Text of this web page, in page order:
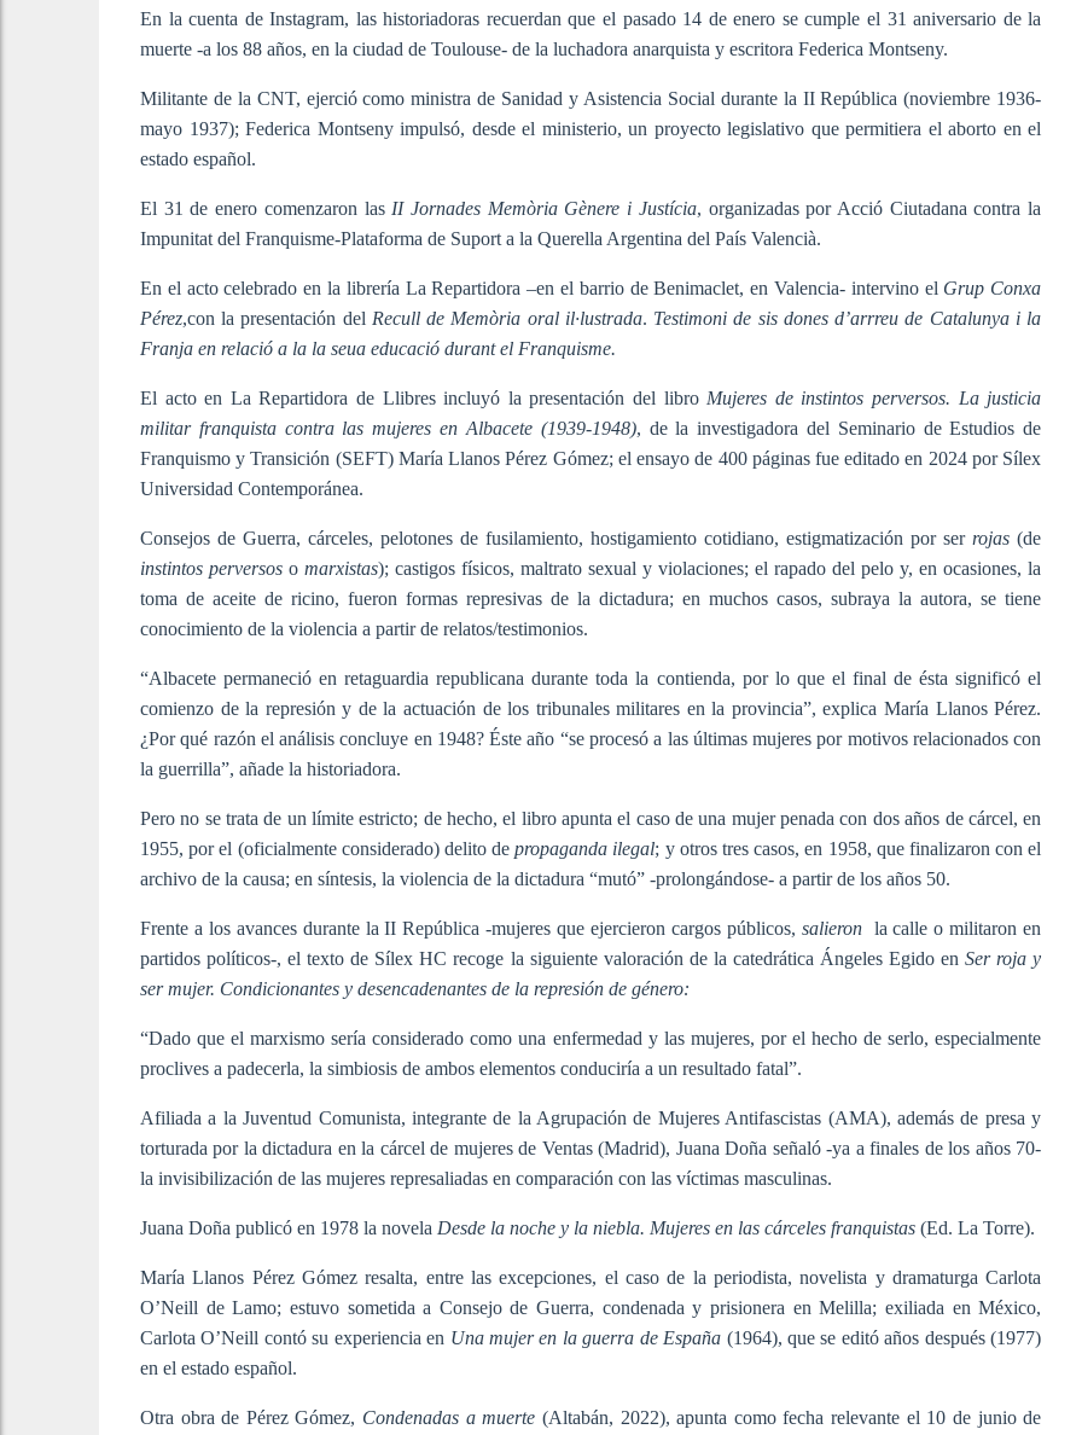
En la cuenta de Instagram, las historiadoras recuerdan que el pasado 14 de enero se cumple el 31 aniversario de la
muerte -a los 88 años, en la ciudad de Toulouse- de la luchadora anarquista y escritora Federica Montseny.
Militante de la CNT, ejerció como ministra de Sanidad y Asistencia Social durante la II República (noviembre 1936-
mayo 1937); Federica Montseny impulsó, desde el ministerio, un proyecto legislativo que permitiera el aborto en el
estado español.
El 31 de enero comenzaron lasII Jornades Memòria Gènere i Justícia, organizadas por Acció Ciutadana contra la
Impunitat del Franquisme-Plataforma de Suport a la Querella Argentina del País Valencià.
En el acto celebrado en la librería La Repartidora –en el barrio de Benimaclet, en Valencia- intervino el Grup Conxa
Pérez,con la presentación del Recull de Memòria oral il·lustrada. Testimoni de sis dones d’arrreu de Catalunya i la
Franja en relació a la la seua educació durant el Franquisme.
El acto en La Repartidora de Llibres incluyó la presentación del libro Mujeres de instintos perversos. La justicia
militar franquista contra las mujeres en Albacete (1939-1948), de la investigadora del Seminario de Estudios de
Franquismo y Transición (SEFT) María Llanos Pérez Gómez; el ensayo de 400 páginas fue editado en 2024 por Sílex
Universidad Contemporánea.
Consejos de Guerra, cárceles, pelotones de fusilamiento, hostigamiento cotidiano, estigmatización por ser rojas(de
instintos perversos omarxistas); castigos físicos, maltrato sexual y violaciones; el rapado del pelo y, en ocasiones, la
toma de aceite de ricino, fueron formas represivas de la dictadura; en muchos casos, subraya la autora, se tiene
conocimiento de la violencia a partir de relatos/testimonios.
“Albacete permaneció en retaguardia republicana durante toda la contienda, por lo que el final de ésta significó el
comienzo de la represión y de la actuación de los tribunales militares en la provincia”, explica María Llanos Pérez.
¿Por qué razón el análisis concluye en 1948? Éste año “se procesó a las últimas mujeres por motivos relacionados con
la guerrilla”, añade la historiadora.
Pero no se trata de un límite estricto; de hecho, el libro apunta el caso de una mujer penada con dos años de cárcel, en
1955, por el (oficialmente considerado) delito depropaganda ilegal; y otros tres casos, en 1958, que finalizaron con el
archivo de la causa; en síntesis, la violencia de la dictadura “mutó” -prolongándose- a partir de los años 50.
Frente a los avances durante la II República -mujeres que ejercieron cargos públicos, salieron la calle o militaron en
partidos políticos-, el texto de Sílex HC recoge la siguiente valoración de la catedrática Ángeles Egido enSer roja y
ser mujer. Condicionantes y desencadenantes de la represión de género:
“Dado que el marxismo sería considerado como una enfermedad y las mujeres, por el hecho de serlo, especialmente
proclives a padecerla, la simbiosis de ambos elementos conduciría a un resultado fatal”.
Afiliada a la Juventud Comunista, integrante de la Agrupación de Mujeres Antifascistas (AMA), además de presa y
torturada por la dictadura en la cárcel de mujeres de Ventas (Madrid), Juana Doña señaló -ya a finales de los años 70-
la invisibilización de las mujeres represaliadas en comparación con las víctimas masculinas.
Juana Doña publicó en 1978 la novela Desde la noche y la niebla. Mujeres en las cárceles franquistas (Ed. La Torre).
María Llanos Pérez Gómez resalta, entre las excepciones, el caso de la periodista, novelista y dramaturga Carlota
O’Neill de Lamo; estuvo sometida a Consejo de Guerra, condenada y prisionera en Melilla; exiliada en México,
Carlota O’Neill contó su experiencia en Una mujer en la guerra de España (1964), que se editó años después (1977)
en el estado español.
Otra obra de Pérez Gómez, Condenadas a muerte (Altabán, 2022), apunta como fecha relevante el 10 de junio de